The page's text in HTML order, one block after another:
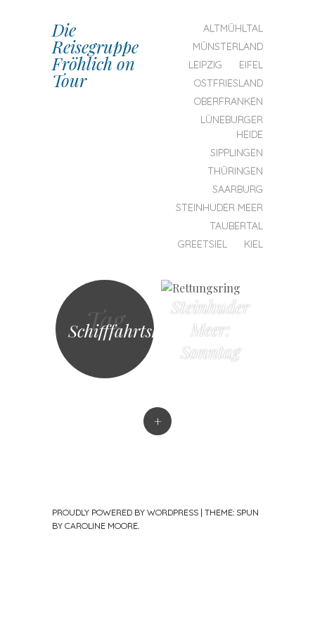
Die
Reisegruppe
Fröhlich on
Tour
MENU
SKIP TO CONTENT
ALTMÜHLTAL
MÜNSTERLAND
LEIPZIG
EIFEL
OSTFRIESLAND
OBERFRANKEN
LÜNEBURGER
HEIDE
SIPPLINGEN
THÜRINGEN
SAARBURG
STEINHUDER MEER
TAUBERTAL
GREETSIEL
KIEL
Tag
Schifffahrtskreuz
Steinhuder
Meer:
Sonntag
+
PROUDLY POWERED BY WORDPRESS | THEME: SPUN
BY CAROLINE MOORE.